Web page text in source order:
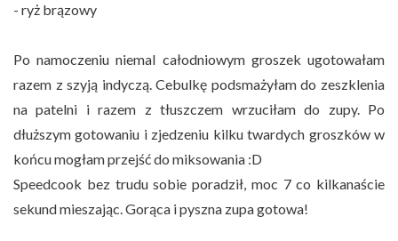
- ryż brązowy
Po namoczeniu niemal całodniowym groszek ugotowałam
razem z szyją indyczą. Cebulkę podsmażyłam do zeszklenia
na patelni i razem z tłuszczem wrzuciłam do zupy. Po
dłuższym gotowaniu i zjedzeniu kilku twardych groszków w
końcu mogłam przejść do miksowania :D
Speedcook bez trudu sobie poradził, moc 7 co kilkanaście
sekund mieszając. Gorąca i pyszna zupa gotowa!